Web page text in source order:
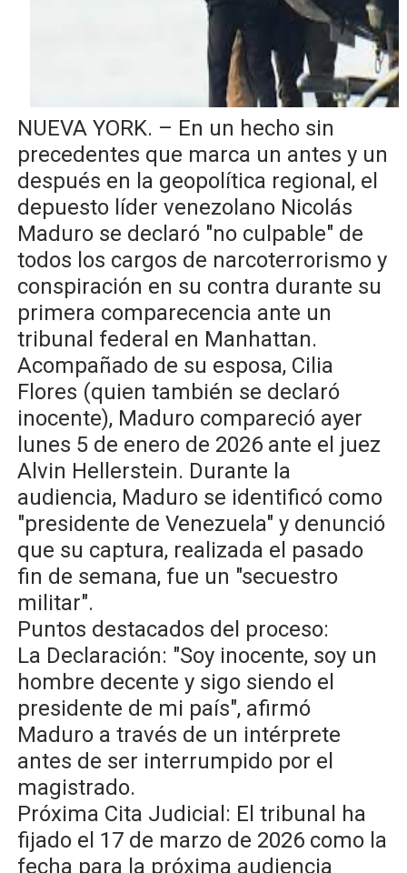
Candidato a presidente del Colegio de Notarios hace
Digecac realizará Primer Festival de Plantas 2026
Josefa Castillo: Liderazgo y Transformación Social al
Lee Ballester a los que se forman como agentes
Operativo Interinstitucional “Compromiso Ambiental
​NUEVA YORK. – En un hecho sin
precedentes que marca un antes y un
después en la geopolítica regional, el
depuesto líder venezolano Nicolás
Maduro se declaró "no culpable" de
todos los cargos de narcoterrorismo y
conspiración en su contra durante su
primera comparecencia ante un
tribunal federal en Manhattan.
​Acompañado de su esposa, Cilia
Flores (quien también se declaró
inocente), Maduro compareció ayer
lunes 5 de enero de 2026 ante el juez
Alvin Hellerstein. Durante la
audiencia, Maduro se identificó como
"presidente de Venezuela" y denunció
que su captura, realizada el pasado
fin de semana, fue un "secuestro
militar".
​Puntos destacados del proceso:
​La Declaración: "Soy inocente, soy un
hombre decente y sigo siendo el
presidente de mi país", afirmó
Maduro a través de un intérprete
antes de ser interrumpido por el
magistrado.
​Próxima Cita Judicial: El tribunal ha
fijado el 17 de marzo de 2026 como la
fecha para la próxima audiencia